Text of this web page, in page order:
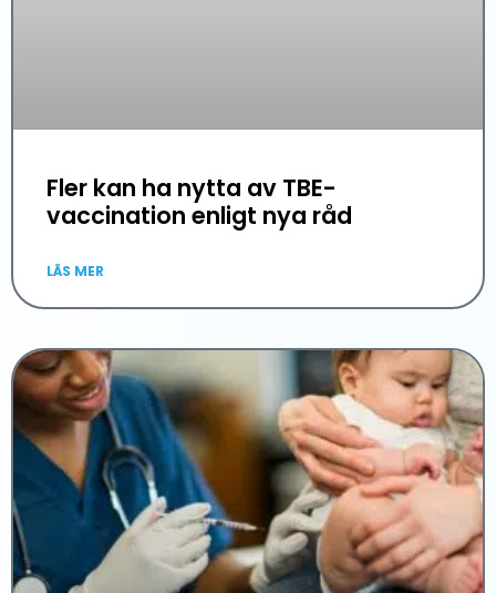
Fler kan ha nytta av TBE-
vaccination enligt nya råd
LÄS MER